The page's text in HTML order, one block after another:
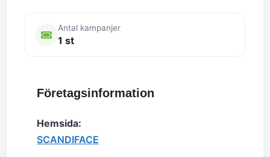
Antal kampanjer
1 st
Företagsinformation
Hemsida:
SCANDIFACE